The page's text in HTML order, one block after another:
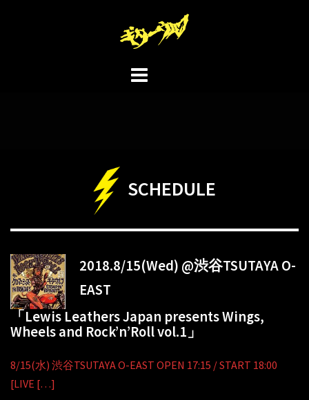
SCHEDULE
2018.8/15(Wed) @渋谷TSUTAYA O-
EAST
「Lewis Leathers Japan presents Wings,
Wheels and Rock’n’Roll vol.1」
8/15(水) 渋谷TSUTAYA O-EAST OPEN 17:15 / START 18:00
[LIVE […]